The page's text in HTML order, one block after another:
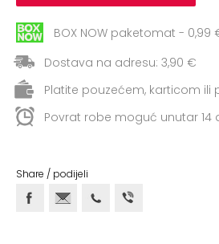
trake
Boks
Borilački
sportovi
BOX NOW paketomat - 0,99
Dostava na adresu: 3,90 €
Platite pouzećem, karticom ili
Povrat robe moguć unutar 14
Share / podijeli